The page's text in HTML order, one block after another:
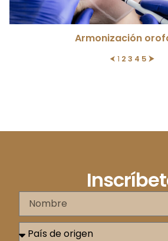
Armonización
⮜ 1 2 3 4 5 ⮞